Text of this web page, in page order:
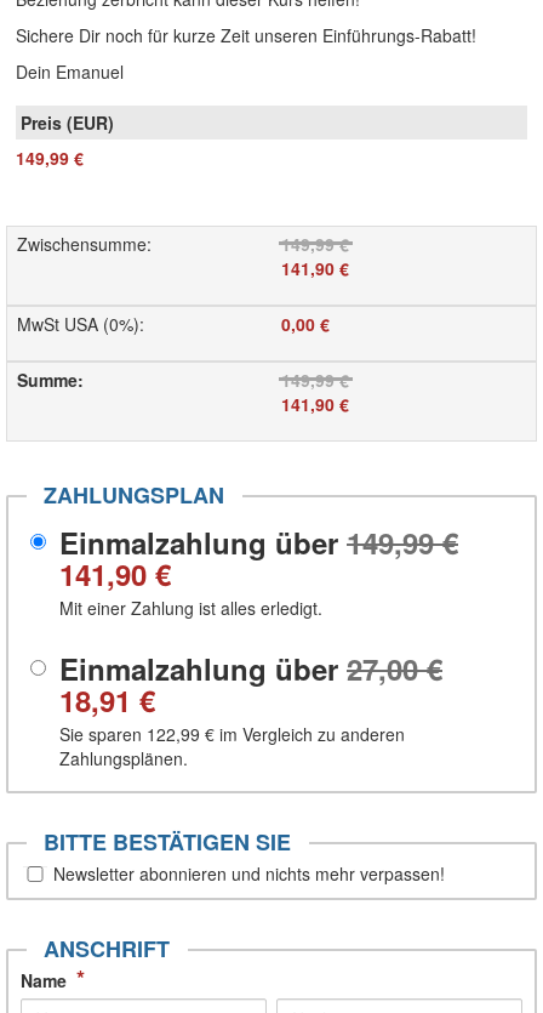
Sichere Dir noch für kurze Zeit unseren Einführungs-Rabatt!
Dein Emanuel
149,99 €
Zwischensumme:
149,99 €
141,90 €
MwSt USA (0%): 0,00 €
Summe:
149,99 €
141,90 €
ZAHLUNGSPLAN
Einmalzahlung über 149,99 €
141,90 €
Mit einer Zahlung ist alles erledigt.
Einmalzahlung über 27,00 €
18,91 €
Sie sparen 122,99 € im Vergleich zu anderen
Zahlungsplänen.
BITTE BESTÄTIGEN SIE
Newsletter abonnieren und nichts mehr verpassen!
ANSCHRIFT
Name *